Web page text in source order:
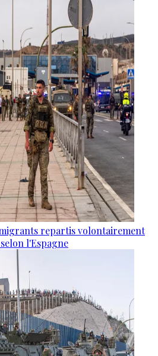
repartis volontairement
l'Espagne